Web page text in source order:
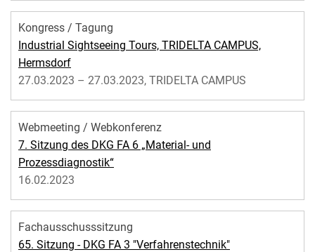
Kongress / Tagung
Industrial Sightseeing Tours, TRIDELTA CAMPUS,
Hermsdorf
27.03.2023 – 27.03.2023, TRIDELTA CAMPUS
Webmeeting / Webkonferenz
7. Sitzung des DKG FA 6 „Material- und
Prozessdiagnostik“
16.02.2023
Fachausschusssitzung
65. Sitzung - DKG FA 3 "Verfahrenstechnik"